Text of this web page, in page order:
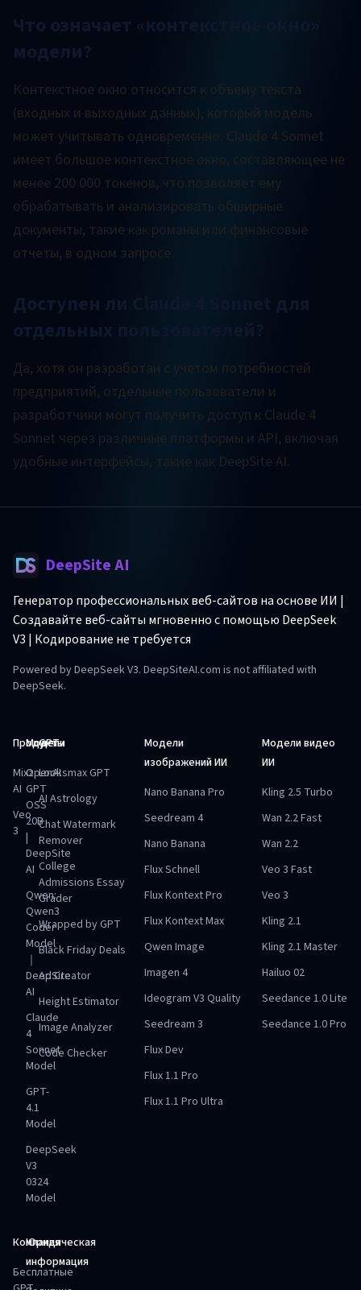
Что означает «контекстное окно»
модели?
Контекстное окно относится к объему текста
(входных и выходных данных), который модель
может учитывать одновременно. Claude 4 Sonnet
имеет большое контекстное окно, составляющее не
менее 200 000 токенов, что позволяет ему
обрабатывать и анализировать обширные
документы, такие как романы или финансовые
отчеты, в одном запросе.
Доступен ли Claude 4 Sonnet для
отдельных пользователей?
Да, хотя он разработан с учетом потребностей
предприятий, отдельные пользователи и
разработчики могут получить доступ к Claude 4
Sonnet через различные платформы и API, включая
удобные интерфейсы, такие как DeepSite AI.
DeepSite AI
Генератор профессиональных веб-сайтов на основе ИИ |
Создавайте веб-сайты мгновенно с помощью DeepSeek
V3 | Кодирование не требуется
Powered by DeepSeek V3. DeepSiteAI.com is not affiliated with
DeepSeek.
Продукты
Mixz
AI
Veo
3
Модели
OpenAI
GPT
OSS
20B
|
DeepSite
AI
Qwen:
Qwen3
Coder
Model
｜
DeepSite
AI
Claude
4
Sonnet
Model
GPT-
4.1
Model
DeepSeek
V3
0324
Model
GPT
Looksmax GPT
AI Astrology
Chat Watermark
Remover
College
Admissions Essay
Grader
Wrapped by GPT
Black Friday Deals
Ad Creator
Height Estimator
Image Analyzer
Code Checker
Модели
изображений ИИ
Nano Banana Pro
Seedream 4
Nano Banana
Flux Schnell
Flux Kontext Pro
Flux Kontext Max
Qwen Image
Imagen 4
Ideogram V3 Quality
Seedream 3
Flux Dev
Flux 1.1 Pro
Flux 1.1 Pro Ultra
Модели видео
ИИ
Kling 2.5 Turbo
Wan 2.2 Fast
Wan 2.2
Veo 3 Fast
Veo 3
Kling 2.1
Kling 2.1 Master
Hailuo 02
Seedance 1.0 Lite
Seedance 1.0 Pro
Компания
Бесплатные
Юридическая
информация